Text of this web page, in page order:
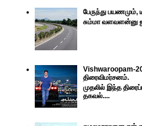
பேருந்து
சும்மா வளவளன்னு
Vishwaroopam-
திரைவிமர்சனம்.
முதலில் இந்த
தகவல்....